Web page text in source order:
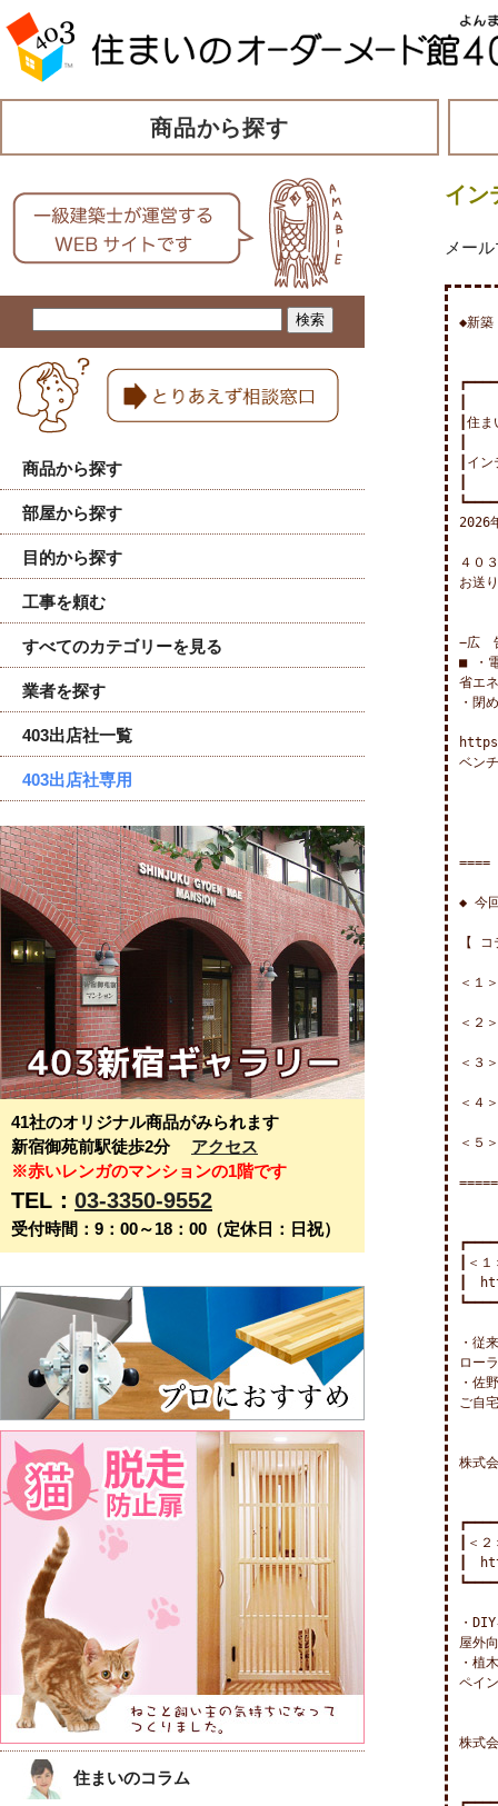
商品から探す
商品から探す
部屋から探す
目的から探す
工事を頼む
すべてのカテゴリーを見る
業者を探す
403出店社一覧
403出店社専用
41社のオリジナル商品がみられます
新宿御苑前駅徒歩2分 アクセス
※赤いレンガのマンションの1階です
TEL： 03-3350-9552
受付時間：9：00～18：00（定休日：日祝）
住まいのコラム
イン
メー
◆新築
┃住
┃イ
2026
４０
お送
−広　
■ ・
省エ
・閉
ベン
====
◆ 今
【
＜１
＜２
＜３
＜４
＜５
┃＜
┃　
・従
ロー
・佐
ご自
株式
┃＜
┃　
・
屋外
・植
ペイ
株式